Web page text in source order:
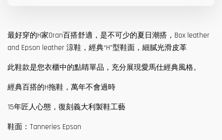
最好穿的H家Oran百搭舒適，是不可少的夏日潮搭，Box leather
and Epson leather 涼鞋，經典“H”型鞋面，細膩光滑皮革
此鞋款是您衣櫃中的點睛單品，充分展現愛馬仕經典風格。
經典百搭的H拖鞋，萬年不會過時
15年匠人心態，復刻義大利製鞋工藝
鞋面：Tanneries Epson